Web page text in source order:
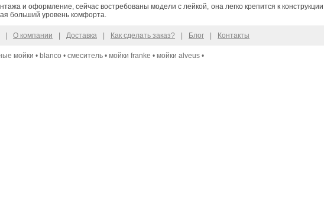
и оформление, сейчас востребованы модели с лейкой, она легко крепится к конструкции
больший уровень комфорта.
О компании Доставка Как сделать заказ? Блог Контакты
мойки • blanco • смеситель • мойки franke • мойки alveus •